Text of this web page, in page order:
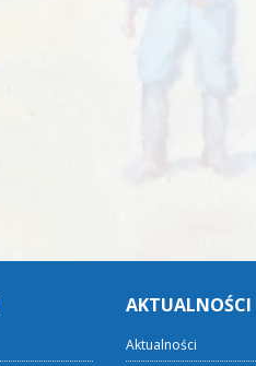
AKTUALNOŚCI
Aktualności